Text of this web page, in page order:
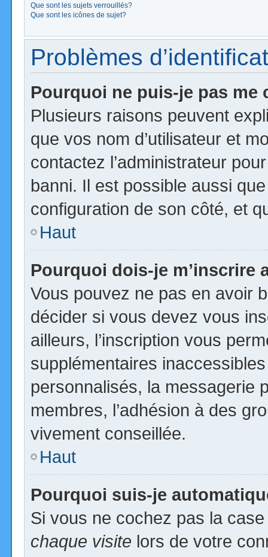
Que sont les sujets verrouillés?
Que sont les icônes de sujet?
Problèmes
Pourquoi ne puis-je pas me
Plusieurs raisons peuvent
que vos nom d’utilisateur et
contactez l’administrateur
banni. Il est possible aussi
configuration de son côté, et
Haut
Pourquoi dois-je m’inscrire
Vous pouvez ne pas en avoir
décider si vous devez vous
ailleurs, l’inscription vous
supplémentaires
personnalisés, la messagerie
membres, l’adhésion à des
vivement conseillée.
Haut
Pourquoi suis-je
Si vous ne cochez pas la
chaque visite lors de votre